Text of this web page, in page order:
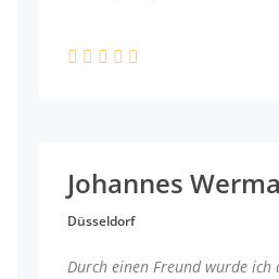
Johannes
Düsseldorf
Durch einen Freund wurde ich